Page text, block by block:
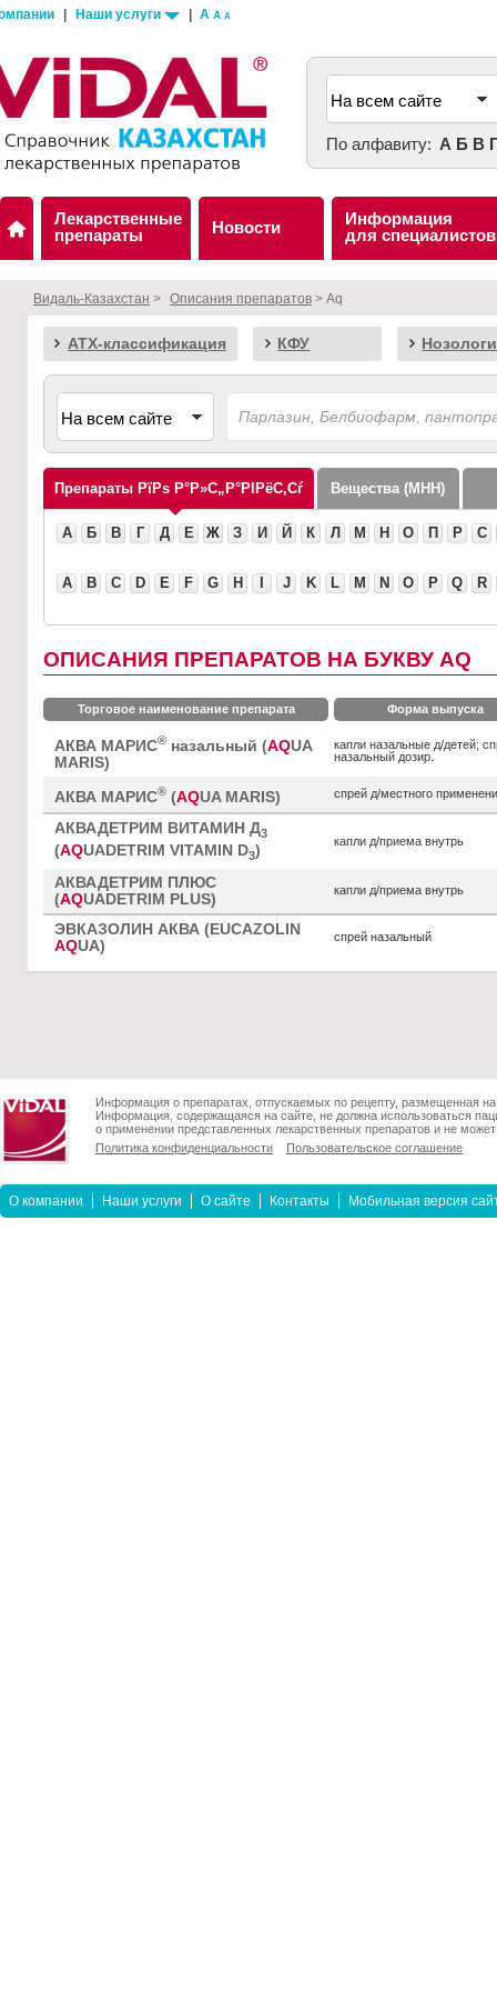
Наши услуги A A A
По алфавиту: А Б В
Лекарственные
препараты
Новости
Информация
для специалистов
Видаль-Казахстан > Описания препаратов > Aq
АТХ-классификация КФУ
Препараты Вещества (МНН)
А Б В Г Д Е Ж З И Й К Л М Н О П Р С
A B C D E F G H J K L M N O P Q R
ОПИСАНИЯ ПРЕПАРАТОВ НА БУКВУ AQ
Торговое наименование препарата Форма выпуска
АКВА МАРИС® назальный (AQUA
MARIS)
капли назальные д/детей;
назальный дозир.
АКВА МАРИС® (AQUA MARIS) спрей д/местного
АКВАДЕТРИМ ВИТАМИН Д3
(AQUADETRIM VITAMIN D3)
капли д/приема внутрь
АКВАДЕТРИМ ПЛЮС
(AQUADETRIM PLUS)
капли д/приема внутрь
ЭВКАЗОЛИН АКВА (EUCAZOLIN
AQUA)
спрей назальный
Информация о препаратах, отпускаемых по рецепту, размещенная
Информация, содержащаяся на сайте, не должна использоваться
о применении представленных лекарственных препаратов и не
Политика конфиденциальности
Пользовательское соглашение
О компании Наши услуги О сайте Контакты Мобильная версия